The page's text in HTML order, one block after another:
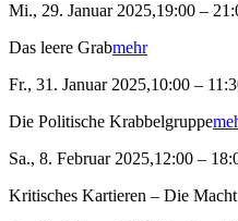
Mi., 29. Januar 2025,19:00 –
Das leere Grabmehr
Fr., 31. Januar 2025,10:00 –
Die Politische Krabbelgruppe
Sa., 8. Februar 2025,12:00 –
Kritisches Kartieren – Die